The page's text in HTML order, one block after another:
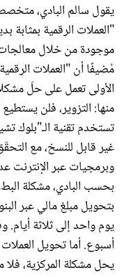
يقول سالم البادي،
"العملات الرقمية بمثابة
موجودة من خلال
مُضيفًا أن "العملات
الأولى تعمل على حلّ
منها: التزوير، فلن يستطيع
تستخدم تقنية الـ"بلوك
غير قابل للنسخ، مع
وبرمجيات عبر الإنترنت
بحسب البادي، مشكلة
بتحويل مبلغ مالي عبر
يوم واحد إلى ثلاثة
أسبوع. أما تحويل
يحل مشكلة المركزية،